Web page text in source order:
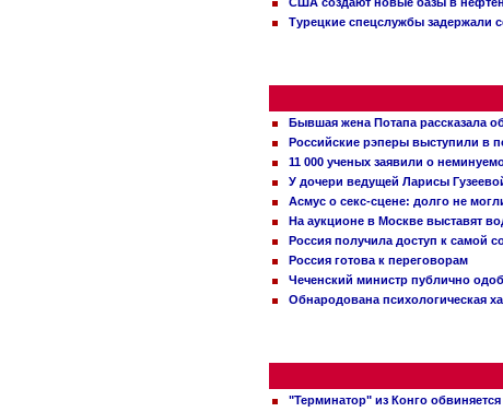
США создают новые базы в
Турецкие спецслужбы задержали
Бывшая жена Потапа рассказала
Российские рэперы выступили в
11 000 ученых заявили о
У дочери ведущей Ларисы
Асмус о секс-сцене: долго не
На аукционе в Москве выставят
Россия получила доступ к самой
Россия готова к переговорам
Чеченский министр публично
Обнародована психологическая
"Терминатор" из Конго